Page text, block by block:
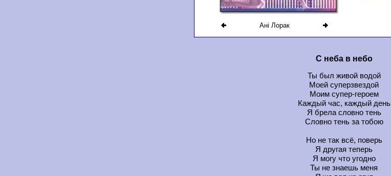
Ані Лорак
С неба в небо
Ты был живой водой
Моей суперзвездой
Моим супер-героем
Каждый час, каждый день
Я брела словно тень
Словно тень за тобою
Но не так всё, поверь
Я другая теперь
Я могу что угодно
Ты не знаешь меня